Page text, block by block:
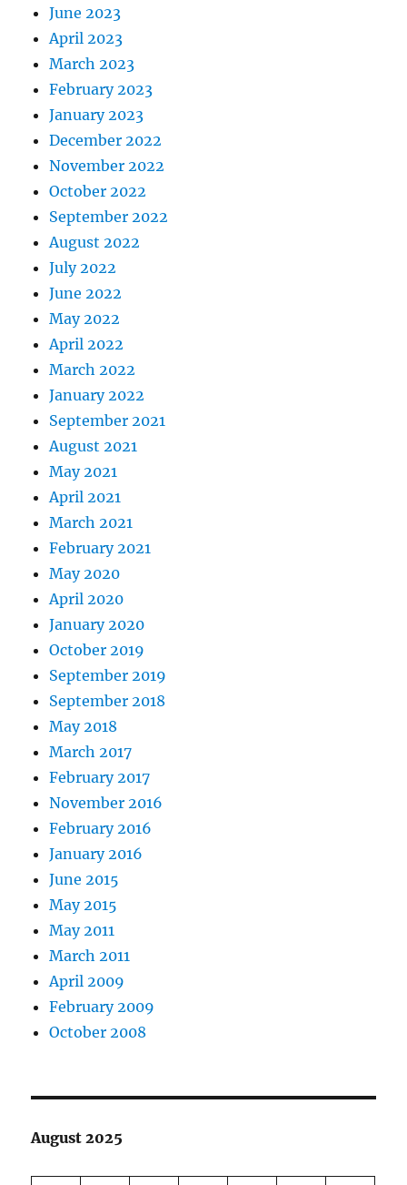
June 2023
April 2023
March 2023
February 2023
January 2023
December 2022
November 2022
October 2022
September 2022
August 2022
July 2022
June 2022
May 2022
April 2022
March 2022
January 2022
September 2021
August 2021
May 2021
April 2021
March 2021
February 2021
May 2020
April 2020
January 2020
October 2019
September 2019
September 2018
May 2018
March 2017
February 2017
November 2016
February 2016
January 2016
June 2015
May 2015
May 2011
March 2011
April 2009
February 2009
October 2008
August 2025